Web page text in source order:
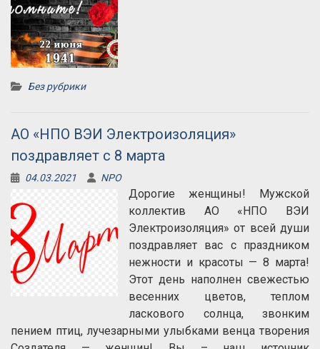
Без рубрики
АО «НПО ВЭИ Электроизоляция»
поздравляет с 8 марта
04.03.2021 NPO
Дорогие женщины! Мужской
коллектив АО «НПО ВЭИ
Электроизоляция» от всей души
поздравляет вас с праздником
нежности и красоты — 8 марта!
Этот день наполнен свежестью
весенних цветов, теплом
ласкового солнца, звонким
пением птиц, лучезарными улыбками венца творения